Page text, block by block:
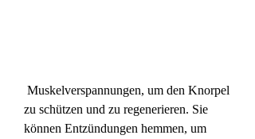
zu schützen und zu regenerieren. Sie
können Entzündungen hemmen, um